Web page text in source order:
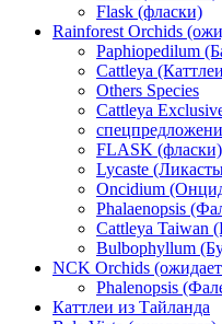
Flask (фласки)
Rainforest Orchids
Paphiopedilum
Cattleya
Others Species
Cattleya
FLASK (фласки)
Lycaste
Oncidium
Phalaenopsis
Cattleya Taiwan
Bulbophyllum
NCK Orchids
Phalenopsis
Каттлеи из Тайланда